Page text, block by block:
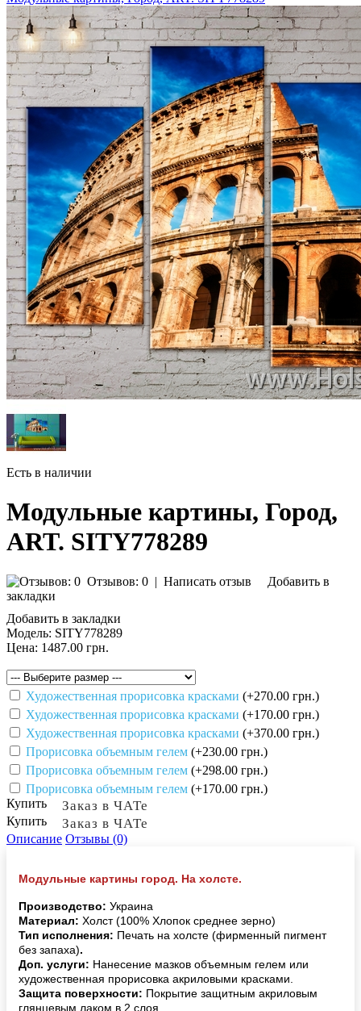
Есть в наличии
Модульные картины, Город,
ART. SITY778289
Отзывов: 0 | Написать отзыв
Добавить в
закладки
Добавить в закладки
Модель: SITY778289
Цена: 1487.00 грн.
Художественная прорисовка красками (+270.00 грн.)
Художественная прорисовка красками (+170.00 грн.)
Художественная прорисовка красками (+370.00 грн.)
Прорисовка объемным гелем (+230.00 грн.)
Прорисовка объемным гелем (+298.00 грн.)
Прорисовка объемным гелем (+170.00 грн.)
Купить
Заказ в ЧАТе
Купить Заказ в ЧАТе
Описание Отзывы (0)
Модульные картины город. На холсте.
Производство: Украина
Материал: Холст (100% Хлопок среднее зерно)
Тип исполнения: Печать на холсте (фирменный пигмент
без запаха).
Доп. услуги: Нанесение мазков объемным гелем или
художественная прорисовка акриловыми красками.
Защита поверхности: Покрытие защитным акриловым
глянцевым лаком в 2 слоя.